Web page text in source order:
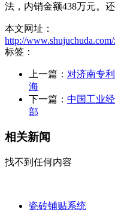
法，内销金额438万元。
本文网址：
http://
标签：
上一篇： 对济南专
海
下一篇： 中国工业
部
相关新闻
找不到任何内容
瓷砖铺贴系统